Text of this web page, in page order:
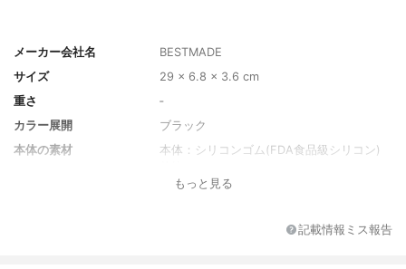
メーカー会社名
BESTMADE
サイズ
29 x 6.8 x 3.6 cm
重さ
‐
カラー展開
ブラック
本体の素材
本体：シリコンゴム(FDA食品級シリコン)
260°C
もっと見る
記載情報ミス報告